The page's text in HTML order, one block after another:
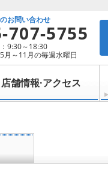
お問い合わせ
707-5755
9:30～18:30
月～11月の毎週水曜日
店舗情報·アクセス